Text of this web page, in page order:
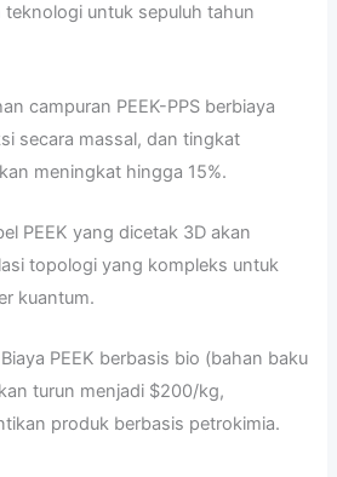
teknologi untuk sepuluh tahun
campuran PEEK-PPS berbiaya
secara massal, dan tingkat
meningkat hingga 15%.
PEEK yang dicetak 3D akan
topologi yang kompleks untuk
kuantum.
PEEK berbasis bio (bahan baku
turun menjadi $200/kg,
produk berbasis petrokimia.